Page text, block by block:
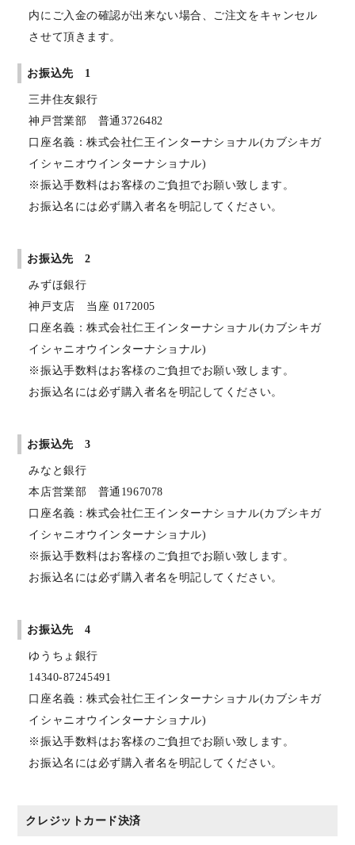
内にご入金の確認が出来ない場合、ご注文をキャンセル
させて頂きます。
お振込先 1
三井住友銀行
神戸営業部 普通3726482
口座名義：株式会社仁王インターナショナル(カブシキガ
イシャニオウインターナショナル)
※振込手数料はお客様のご負担でお願い致します。
お振込名には必ず購入者名を明記してください。
お振込先 2
みずほ銀行
神戸支店 当座 0172005
口座名義：株式会社仁王インターナショナル(カブシキガ
イシャニオウインターナショナル)
※振込手数料はお客様のご負担でお願い致します。
お振込名には必ず購入者名を明記してください。
お振込先 3
みなと銀行
本店営業部 普通1967078
口座名義：株式会社仁王インターナショナル(カブシキガ
イシャニオウインターナショナル)
※振込手数料はお客様のご負担でお願い致します。
お振込名には必ず購入者名を明記してください。
お振込先 4
ゆうちょ銀行
14340-87245491
口座名義：株式会社仁王インターナショナル(カブシキガ
イシャニオウインターナショナル)
※振込手数料はお客様のご負担でお願い致します。
お振込名には必ず購入者名を明記してください。
クレジットカード決済